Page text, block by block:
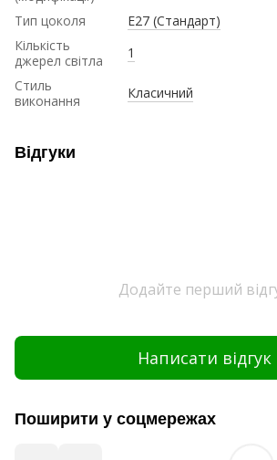
Тип цоколя
E27 (Стандарт)
Кількість
джерел світла
1
Стиль
виконання
Класичний
Відгуки
Додайте перший
Написати відгук
Поширити у соцмережах